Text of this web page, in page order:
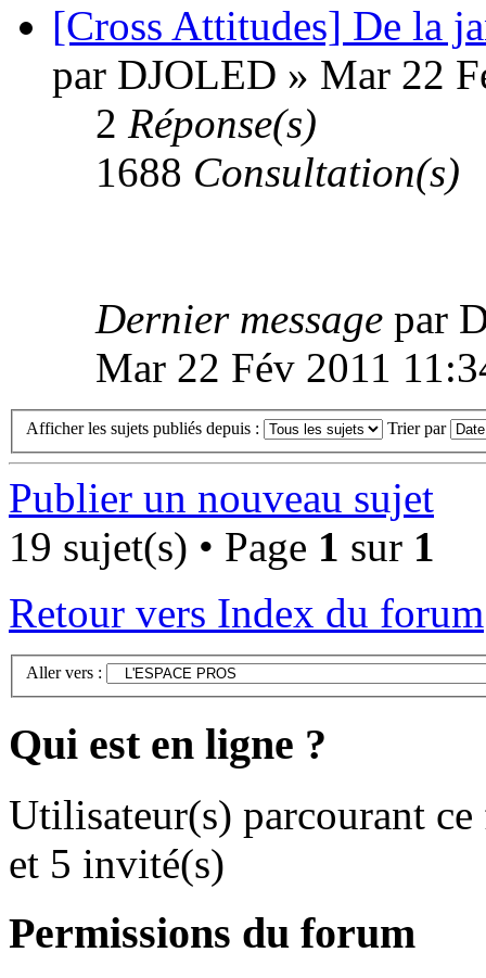
[Cross Attitudes] De la
par DJOLED » Mar 22
2 Réponse(s)
1688 Consultation(s)
Dernier message par
Mar 22 Fév 2011
Afficher les sujets publiés depuis : Trier par
Publier un nouveau sujet
19 sujet(s) • Page 1 sur 1
Retour vers Index du forum
Aller vers :
Qui est en ligne ?
Utilisateur(s) parcourant
et 5 invité(s)
Permissions du forum